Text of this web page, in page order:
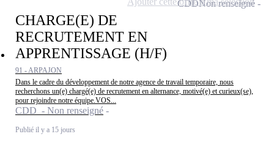
CHARGE(E) DE
RECRUTEMENT EN
APPRENTISSAGE (H/F)
91 - ARPAJON
Dans le cadre du développement de notre agence de travail temporaire, nous
recherchons un(e) chargé(e) de recrutement en alternance, motivé(e) et curieux(se),
pour rejoindre notre équipe.VOS...
CDD - Non renseigné
Publié il y a 15 jours
CDDNon renseigné